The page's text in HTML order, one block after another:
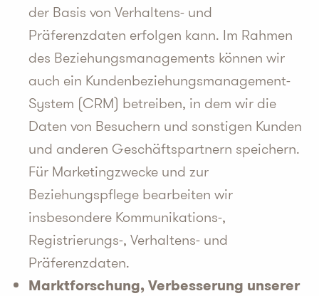
der Basis von Verhaltens- und
Präferenzdaten erfolgen kann. Im Rahmen
des Beziehungsmanagements können wir
auch ein Kundenbeziehungsmanagement-
System (CRM) betreiben, in dem wir die
Daten von Besuchern und sonstigen Kunden
und anderen Geschäftspartnern speichern.
Für Marketingzwecke und zur
Beziehungspflege bearbeiten wir
insbesondere Kommunikations-,
Registrierungs-, Verhaltens- und
Präferenzdaten.
Marktforschung, Verbesserung unserer